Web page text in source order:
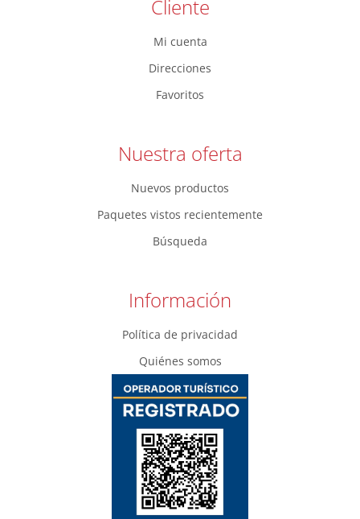
Cliente
Mi cuenta
Direcciones
Favoritos
Nuestra oferta
Nuevos productos
Paquetes vistos recientemente
Búsqueda
Información
Política de privacidad
Quiénes somos